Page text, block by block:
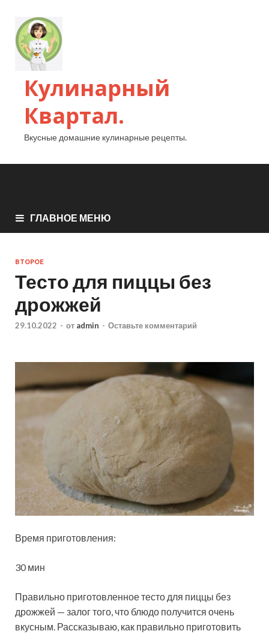
Кулинарный
Квартал.
Вкусные домашние кулинарные рецепты.
ГЛАВНОЕ МЕНЮ
ВТОРОЕ
Тесто для пиццы без
дрожжей
29.10.2022 - от admin - Оставьте комментарий
Время приготовления:
30 мин
Правильно приготовленное тесто для пиццы без
дрожжей — залог того, что блюдо получится очень
вкусным. Рассказываю, как правильно приготовить